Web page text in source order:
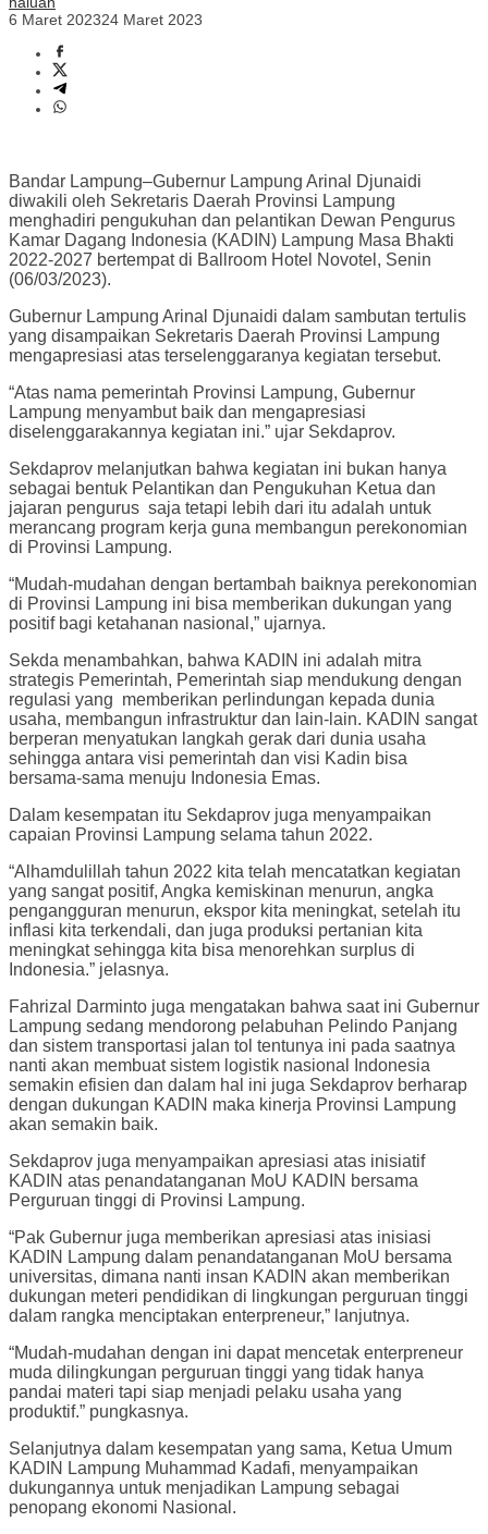
6 Maret 202324 Maret 2023
Bandar Lampung–Gubernur Lampung Arinal Djunaidi
diwakili oleh Sekretaris Daerah Provinsi Lampung
menghadiri pengukuhan dan pelantikan Dewan Pengurus
Kamar Dagang Indonesia (KADIN) Lampung Masa Bhakti
2022-2027 bertempat di Ballroom Hotel Novotel, Senin
(06/03/2023).
Gubernur Lampung Arinal Djunaidi dalam sambutan tertulis
yang disampaikan Sekretaris Daerah Provinsi Lampung
mengapresiasi atas terselenggaranya kegiatan tersebut.
“Atas nama pemerintah Provinsi Lampung, Gubernur
Lampung menyambut baik dan mengapresiasi
diselenggarakannya kegiatan ini.” ujar Sekdaprov.
Sekdaprov melanjutkan bahwa kegiatan ini bukan hanya
sebagai bentuk Pelantikan dan Pengukuhan Ketua dan
jajaran pengurus saja tetapi lebih dari itu adalah untuk
merancang program kerja guna membangun perekonomian
di Provinsi Lampung.
“Mudah-mudahan dengan bertambah baiknya perekonomian
di Provinsi Lampung ini bisa memberikan dukungan yang
positif bagi ketahanan nasional,” ujarnya.
Sekda menambahkan, bahwa KADIN ini adalah mitra
strategis Pemerintah, Pemerintah siap mendukung dengan
regulasi yang memberikan perlindungan kepada dunia
usaha, membangun infrastruktur dan lain-lain. KADIN sangat
berperan menyatukan langkah gerak dari dunia usaha
sehingga antara visi pemerintah dan visi Kadin bisa
bersama-sama menuju Indonesia Emas.
Dalam kesempatan itu Sekdaprov juga menyampaikan
capaian Provinsi Lampung selama tahun 2022.
“Alhamdulillah tahun 2022 kita telah mencatatkan kegiatan
yang sangat positif, Angka kemiskinan menurun, angka
pengangguran menurun, ekspor kita meningkat, setelah itu
inflasi kita terkendali, dan juga produksi pertanian kita
meningkat sehingga kita bisa menorehkan surplus di
Indonesia.” jelasnya.
Fahrizal Darminto juga mengatakan bahwa saat ini Gubernur
Lampung sedang mendorong pelabuhan Pelindo Panjang
dan sistem transportasi jalan tol tentunya ini pada saatnya
nanti akan membuat sistem logistik nasional Indonesia
semakin efisien dan dalam hal ini juga Sekdaprov berharap
dengan dukungan KADIN maka kinerja Provinsi Lampung
akan semakin baik.
Sekdaprov juga menyampaikan apresiasi atas inisiatif
KADIN atas penandatanganan MoU KADIN bersama
Perguruan tinggi di Provinsi Lampung.
“Pak Gubernur juga memberikan apresiasi atas inisiasi
KADIN Lampung dalam penandatanganan MoU bersama
universitas, dimana nanti insan KADIN akan memberikan
dukungan meteri pendidikan di lingkungan perguruan tinggi
dalam rangka menciptakan enterpreneur,” lanjutnya.
“Mudah-mudahan dengan ini dapat mencetak enterpreneur
muda dilingkungan perguruan tinggi yang tidak hanya
pandai materi tapi siap menjadi pelaku usaha yang
produktif.” pungkasnya.
Selanjutnya dalam kesempatan yang sama, Ketua Umum
KADIN Lampung Muhammad Kadafi, menyampaikan
dukungannya untuk menjadikan Lampung sebagai
penopang ekonomi Nasional.